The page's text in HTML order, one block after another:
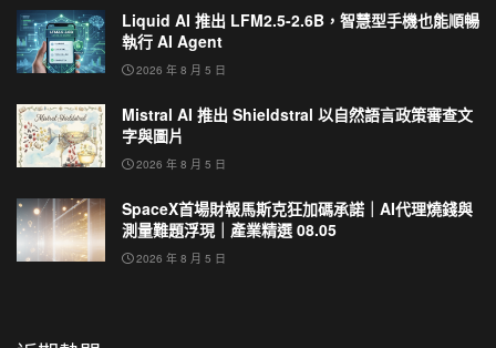
Liquid AI 推出 LFM2.5-2.6B，智慧型手機也能順暢
執行 AI Agent
2026 年 8 月 5 日
Mistral AI 推出 Shieldstral 以自然語言政策審查文
字與圖片
2026 年 8 月 5 日
SpaceX首場財報馬斯克狂加碼承諾｜AI代理燒錢與
測量難題浮現｜產業精選 08.05
2026 年 8 月 5 日